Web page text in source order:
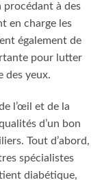
procédant à des
en charge les
également de
pour lutter
des yeux.
l’œil et de la
d’un bon
Tout d’abord,
spécialistes
diabétique,